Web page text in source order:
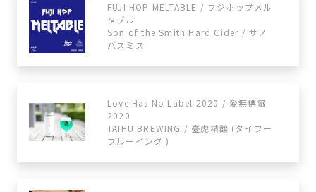
FUJI HOP MELTABLE / フジホップメル
タブル
Son of the Smith Hard Cider / サノ
バスミス
Love Has No Label 2020 / 愛無標籤
2020
TAIHU BREWING / 臺虎精釀 (タイフー
ブルーイング )